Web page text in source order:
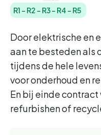
R1 - R2 - R3- R4 - R5
Door elektrische en
aan te besteden
tijdens de hele
voor onderhoud en
En bij einde
refurbishen of